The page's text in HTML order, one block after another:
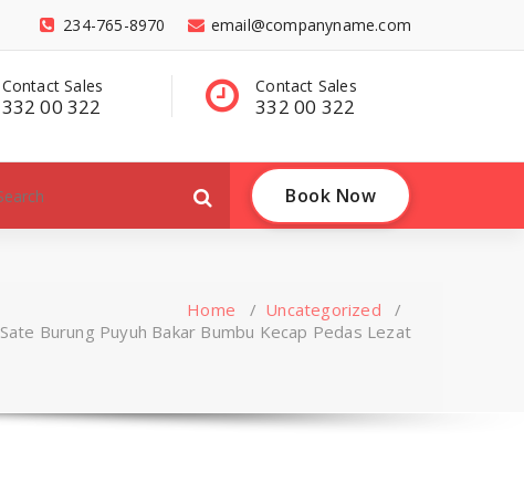
email@companyname.com
234-765-8970
Contact Sales
332 00 322
Have a questions?
contact@dummy
Book Now
Home / Uncategorized /
Sate Burung Puyuh Bakar Bumbu Kecap Pedas Lezat